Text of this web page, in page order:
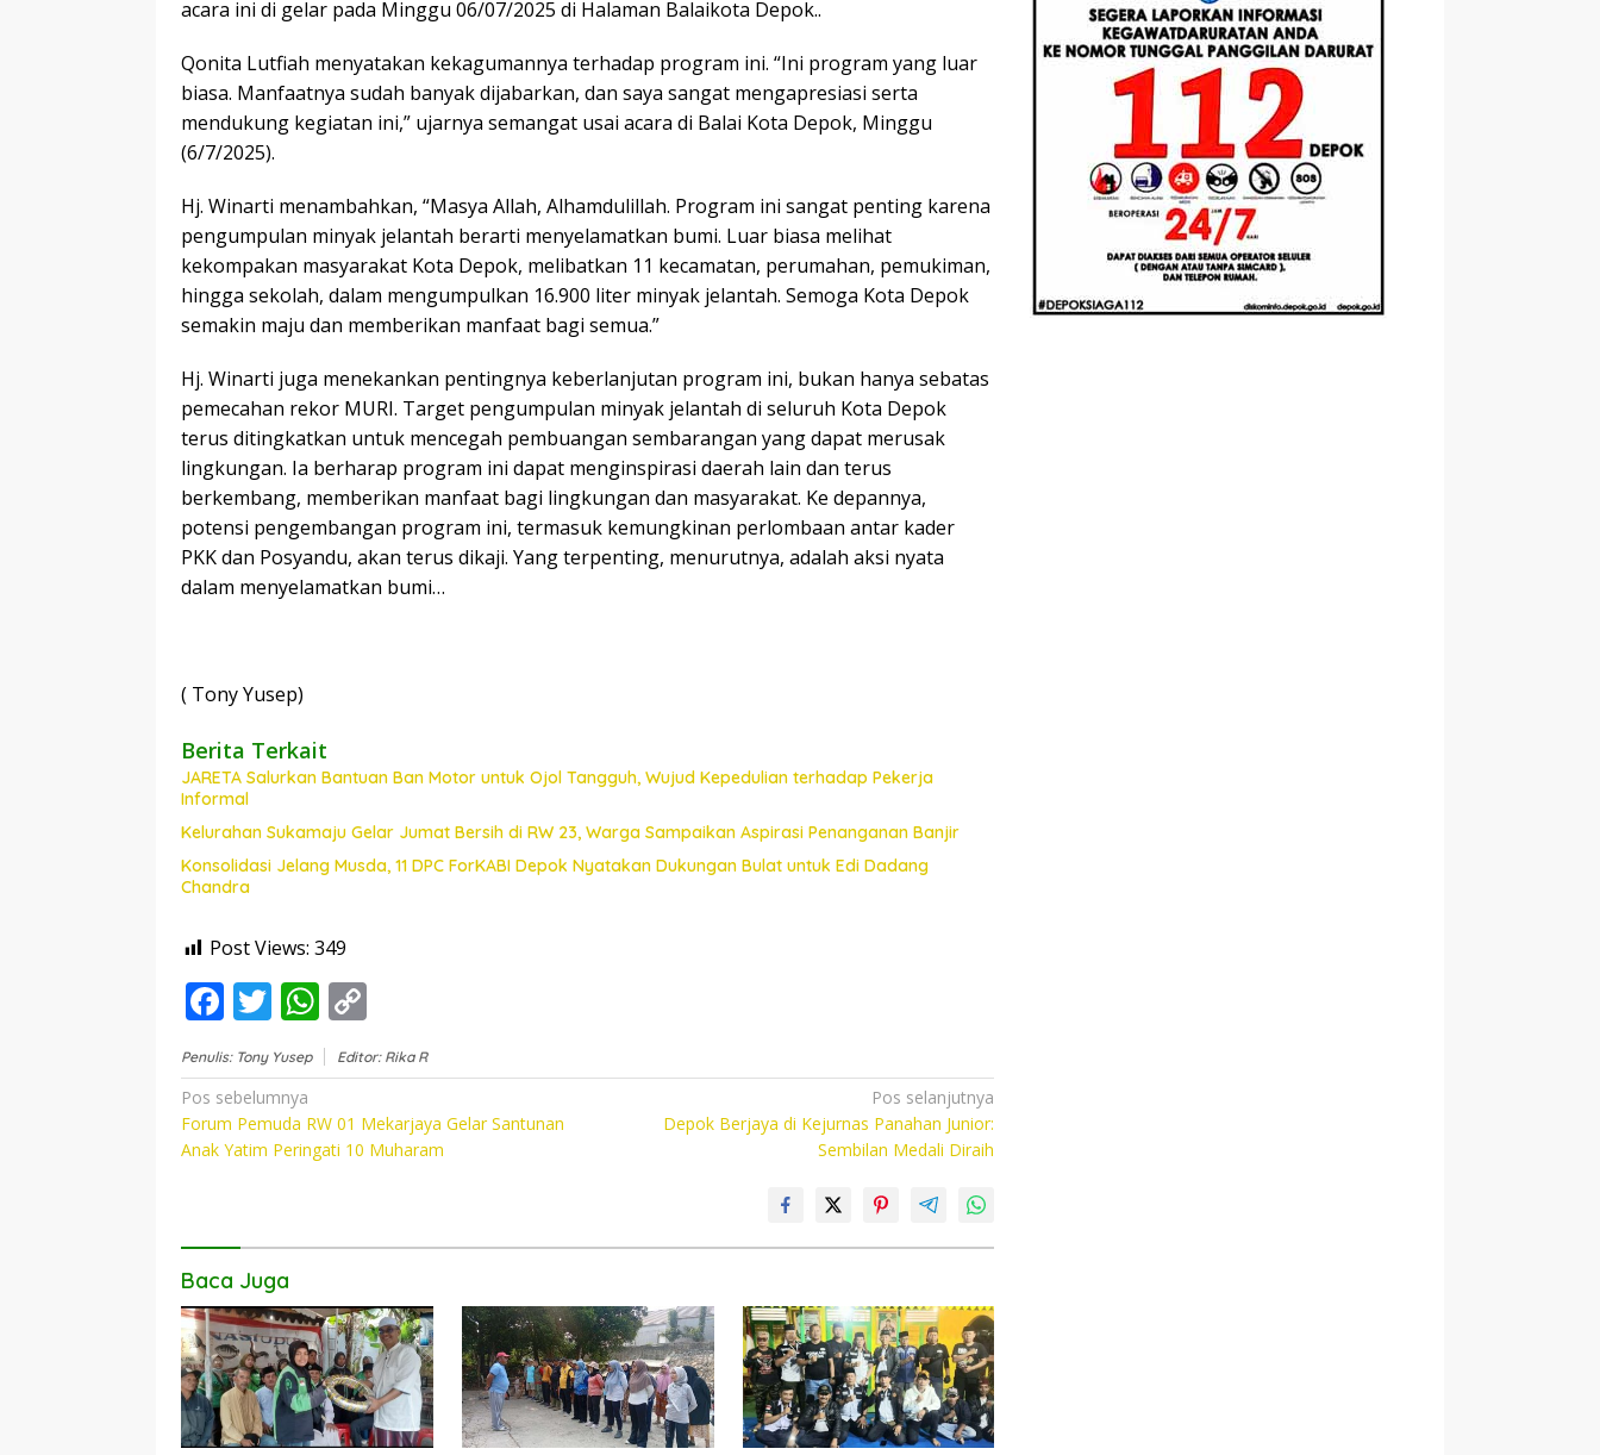
acara ini di gelar pada Minggu 06/07/2025 di Halaman Balaikota Depok..
Qonita Lutfiah menyatakan kekagumannya terhadap program ini. “Ini program yang luar
biasa. Manfaatnya sudah banyak dijabarkan, dan saya sangat mengapresiasi serta
mendukung kegiatan ini,” ujarnya semangat usai acara di Balai Kota Depok, Minggu
(6/7/2025).
Hj. Winarti menambahkan, “Masya Allah, Alhamdulillah. Program ini sangat penting karena
pengumpulan minyak jelantah berarti menyelamatkan bumi. Luar biasa melihat
kekompakan masyarakat Kota Depok, melibatkan 11 kecamatan, perumahan, pemukiman,
hingga sekolah, dalam mengumpulkan 16.900 liter minyak jelantah. Semoga Kota Depok
semakin maju dan memberikan manfaat bagi semua.”
Hj. Winarti juga menekankan pentingnya keberlanjutan program ini, bukan hanya sebatas
pemecahan rekor MURI. Target pengumpulan minyak jelantah di seluruh Kota Depok
terus ditingkatkan untuk mencegah pembuangan sembarangan yang dapat merusak
lingkungan. Ia berharap program ini dapat menginspirasi daerah lain dan terus
berkembang, memberikan manfaat bagi lingkungan dan masyarakat. Ke depannya,
potensi pengembangan program ini, termasuk kemungkinan perlombaan antar kader
PKK dan Posyandu, akan terus dikaji. Yang terpenting, menurutnya, adalah aksi nyata
dalam menyelamatkan bumi…
( Tony Yusep)
Berita Terkait
JARETA Salurkan Bantuan Ban Motor untuk Ojol Tangguh, Wujud Kepedulian terhadap Pekerja
Informal
Kelurahan Sukamaju Gelar Jumat Bersih di RW 23, Warga Sampaikan Aspirasi Penanganan Banjir
Konsolidasi Jelang Musda, 11 DPC ForKABI Depok Nyatakan Dukungan Bulat untuk Edi Dadang
Chandra
Post Views: 349
F
ac
e
b
o
T
w
itt
er
W
h
at
s
A
o
p
y
Li
Penulis: Tony Yusep Editor: Rika R
Navigasi
pos
Pos sebelumnya
Forum Pemuda RW 01 Mekarjaya Gelar Santunan
Anak Yatim Peringati 10 Muharam
Pos selanjutnya
Depok Berjaya di Kejurnas Panahan Junior:
Sembilan Medali Diraih
Baca Juga
Penjelasan
Ilmiahnya
Augmented
Reality
Tahun Ajaran
2026-2027